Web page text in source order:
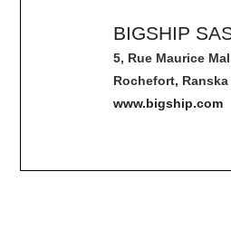
BIGSHIP
5, Rue Maurice
Rochefort, Ranska
www.bigship.com